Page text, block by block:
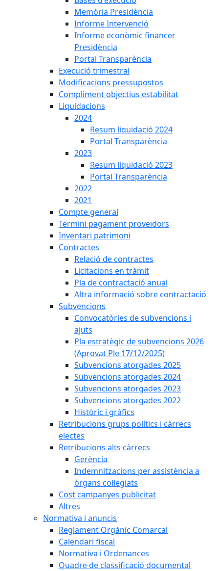
Memòria Presidència
Informe Intervenció
Informe econòmic financer
Presidència
Portal Transparència
Execució trimestral
Modificacions pressupostos
Compliment objectius estabilitat
Liquidacions
2024
Resum liquidació 2024
Portal Transparència
2023
Resum liquidació 2023
Portal Transparència
2022
2021
Compte general
Termini pagament proveïdors
Inventari patrimoni
Contractes
Relació de contractes
Licitacions en tràmit
Pla de contractació anual
Altra informació sobre contractació
Subvencions
Convocatòries de subvencions i
ajuts
Pla estratègic de subvencions 2026
(Aprovat Ple 17/12/2025)
Subvencions atorgades 2025
Subvencions atorgades 2024
Subvencions atorgades 2023
Subvencions atorgades 2022
Històric i gràfics
Retribucions grups polítics i càrrecs
electes
Retribucions alts càrrecs
Gerència
Indemnitzacions per assistència a
òrgans col·legiats
Cost campanyes publicitat
Altres
Normativa i anuncis
Reglament Orgànic Comarcal
Calendari fiscal
Normativa i Ordenances
Quadre de classificació documental